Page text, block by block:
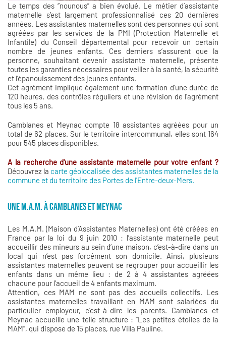
Le temps des “nounous” a bien évolué. Le métier d’assistante
maternelle s’est largement professionnalisé ces 20 dernières
années. Les assistantes maternelles sont des personnes qui sont
agréées par les services de la PMI (Protection Maternelle et
Infantile) du Conseil départemental pour recevoir un certain
nombre de jeunes enfants. Ces derniers s’assurent que la
personne, souhaitant devenir assistante maternelle, présente
toutes les garanties nécessaires pour veiller à la santé, la sécurité
et l’épanouissement des jeunes enfants.
Cet agrément implique également une formation d’une durée de
120 heures, des contrôles réguliers et une révision de l’agrément
tous les 5 ans.
Camblanes et Meynac compte 18 assistantes agréées pour un
total de 62 places. Sur le territoire intercommunal, elles sont 164
pour 545 places disponibles.
A la recherche d'une assistante maternelle pour votre enfant ?
Découvrez la carte géolocalisée des assistantes maternelles de la
commune et du territoire des Portes de l'Entre-deux-Mers.
UNE M.A.M. À CAMBLANES ET MEYNAC
Les M.A.M. (Maison d’Assistantes Maternelles) ont été créées en
France par la loi du 9 juin 2010 : l’assistante maternelle peut
accueillir des mineurs au sein d’une maison, c’est-à-dire dans un
local qui n’est pas forcément son domicile. Ainsi, plusieurs
assistantes maternelles peuvent se regrouper pour accueillir les
enfants dans un même lieu : de 2 à 4 assistantes agréées
chacune pour l’accueil de 4 enfants maximum.
Attention, ces MAM ne sont pas des accueils collectifs. Les
assistantes maternelles travaillant en MAM sont salariées du
particulier employeur, c’est-à-dire les parents. Camblanes et
Meynac accueille une telle structure : “Les petites étoiles de la
MAM”, qui dispose de 15 places, rue Villa Pauline.